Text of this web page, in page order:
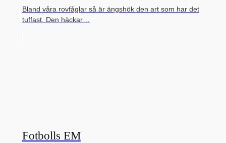
Bland våra rovfåglar så är ängshök den art som har det
tuffast. Den häckar…
Fotbolls EM